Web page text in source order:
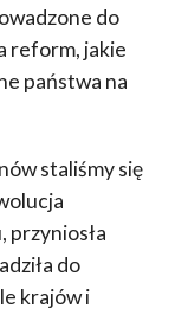
do
reform, jakie
państwa na
staliśmy się
przyniosła
do
krajów i